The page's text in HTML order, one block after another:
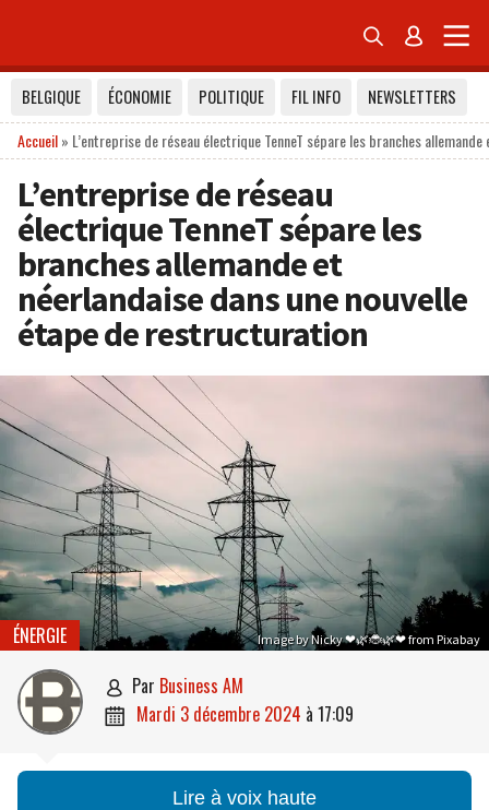
 
BELGIQUE ÉCONOMIE POLITIQUE FIL INFO
NEWSLETTERS
Accueil» L’entreprise de réseau électrique TenneT sépare les branches
L’entreprise de réseau
électrique TenneT sépare les
branches allemande et
néerlandaise dans une nouvelle
étape de restructuration
Image by Nicky ❤🌿🐞🌿❤ from Pixabay
ÉNERGIE
 par Business AM
 mardi 3 décembre 2024 à 17:09
Lire à voix haute